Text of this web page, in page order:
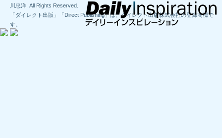
川忠洋. All Rights Reserved.
「ダイレクト出版」「Direct Publishing」は、ダイレクト出版株式会社の登録商標で
す。